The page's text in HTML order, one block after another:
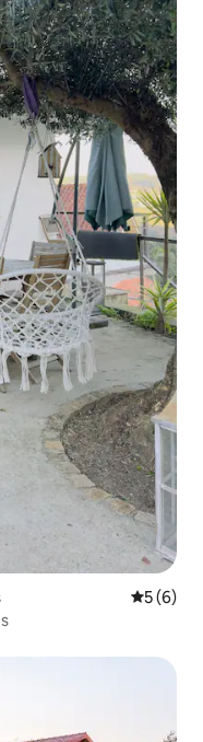
5 de
5 (6)